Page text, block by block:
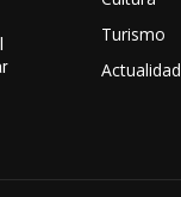
Turismo
Actualidad